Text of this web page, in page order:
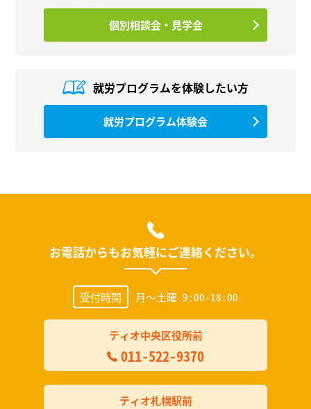
個別相談会・見学会
就労プログラムを体験したい方
就労プログラム体験会
お電話からもお気軽にご連絡ください。
受付時間 月～土曜 9:00-18:00
ティオ中央区役所前
011-522-9370
ティオ札幌駅前